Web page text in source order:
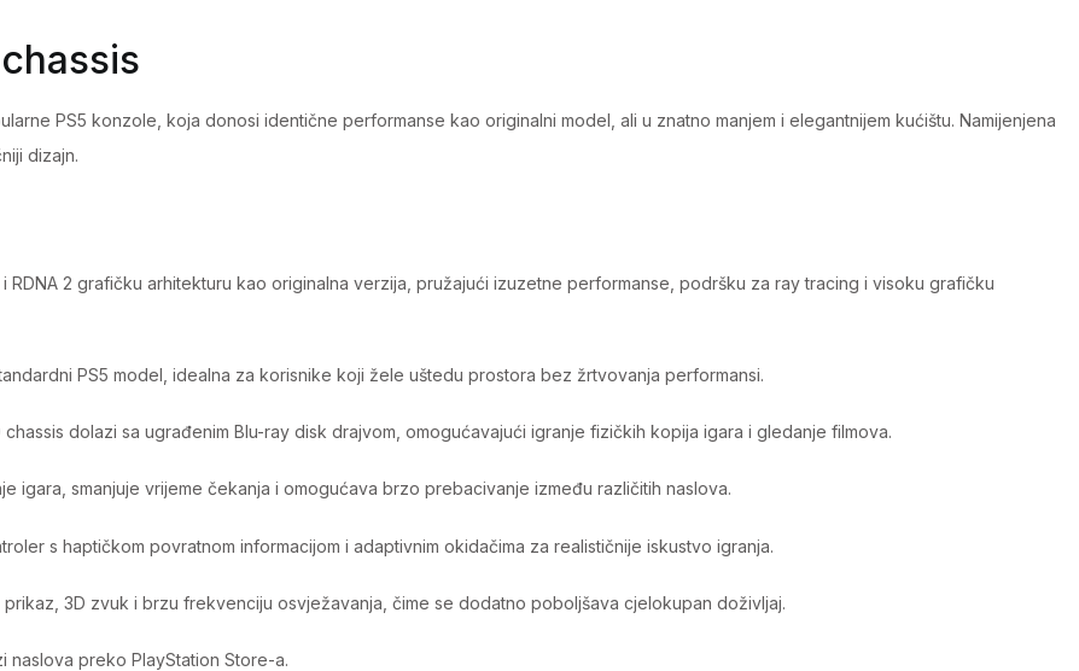
PS5 konzole, koja donosi identične performanse kao originalni model, ali u znatno manjem i elegantnijem kućištu. Namijenjena
dizajn.
RDNA 2 grafičku arhitekturu kao originalna verzija, pružajući izuzetne performanse, podršku za ray tracing i visoku grafičku
PS5 model, idealna za korisnike koji žele uštedu prostora bez žrtvovanja performansi.
dolazi sa ugrađenim Blu-ray disk drajvom, omogućavajući igranje fizičkih kopija igara i gledanje filmova.
igara, smanjuje vrijeme čekanja i omogućava brzo prebacivanje između različitih naslova.
s haptičkom povratnom informacijom i adaptivnim okidačima za realističnije iskustvo igranja.
prikaz, 3D zvuk i brzu frekvenciju osvježavanja, čime se dodatno poboljšava cjelokupan doživljaj.
naslova preko PlayStation Store-a.